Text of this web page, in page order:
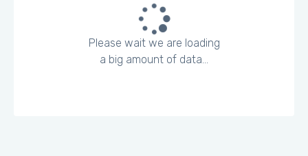
Please wait we are loading
a big amount of data...